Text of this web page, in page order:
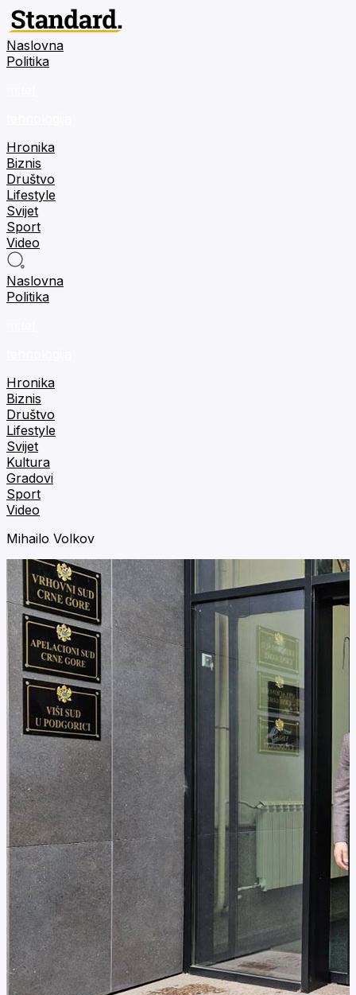
Naslovna
Politika
Hronika
Biznis
Društvo
Lifestyle
Svijet
Sport
Video
Naslovna
Politika
Hronika
Biznis
Društvo
Lifestyle
Svijet
Kultura
Gradovi
Sport
Video
Mihailo Volkov